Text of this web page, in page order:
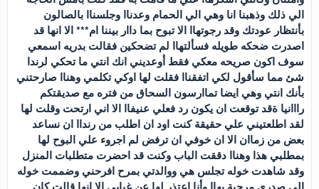
الي ذلك وذهبنا انا وهي الي الحمام وعدناا وجلسناا بالصالون
بأنتظار عودتك وقد رجوتهاا الا تبوح بما داار بيننا ام*** الا انها قد
اصدرت ضحكه طويله فسألتهاا لم تضحكين فقالت بدريه اسمعي
سوف اكون صريحه معكي فقط أوعديني انك انتي ما تحكي لرندا
شئ مما سأقول لكي اتفقناا فقلت لها اوكي تكلمي وهناا صارحتني
بأنك انتي وهي ايضا تماارسون السحاق من فتره مع صديقتكم
رااانيا ةقد توقعت ان يكون رد فعلي عنيفاا الا اني ارتحت وقلت لها
لقد اطلعتيني علي حقيقة كنت اود ان اطلب من رنداا ان نساعد
بعض من زماان الا ان خوفي ان ترفض لم اجروء علي البوح لها
بمطلبي هذا وهناا دققت الباب وكنت قد احضرت متطلبات المنزل
وقد شاهدت خوله تجلس هي ووالدتي بمرح افرحني وضممت خوله